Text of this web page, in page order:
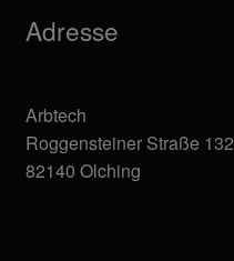
Adresse
Arbtech
Roggensteiner Straße 132
82140 Olching